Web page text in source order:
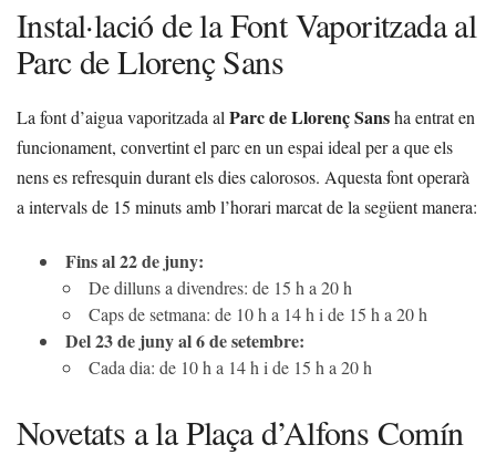
Instal·lació de la Font Vaporitzada al
Parc de Llorenç Sans
La font d’aigua vaporitzada al Parc de Llorenç Sansha entrat en
funcionament, convertint el parc en un espai ideal per a que els
nens es refresquin durant els dies calorosos. Aquesta font operarà
a intervals de 15 minuts amb l’horari marcat de la següent manera:
Fins al 22 de juny:
De dilluns a divendres: de 15 h a 20 h
Caps de setmana: de 10 h a 14 h i de 15 h a 20 h
Del 23 de juny al 6 de setembre:
Cada dia: de 10 h a 14 h i de 15 h a 20 h
Novetats a la Plaça d’Alfons Comín